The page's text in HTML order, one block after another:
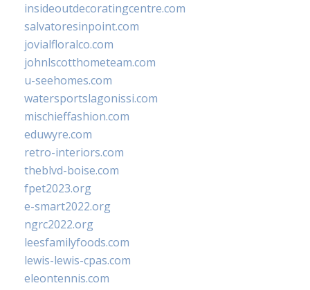
insideoutdecoratingcentre.com
salvatoresinpoint.com
jovialfloralco.com
johnlscotthometeam.com
u-seehomes.com
watersportslagonissi.com
mischieffashion.com
eduwyre.com
retro-interiors.com
theblvd-boise.com
fpet2023.org
e-smart2022.org
ngrc2022.org
leesfamilyfoods.com
lewis-lewis-cpas.com
eleontennis.com